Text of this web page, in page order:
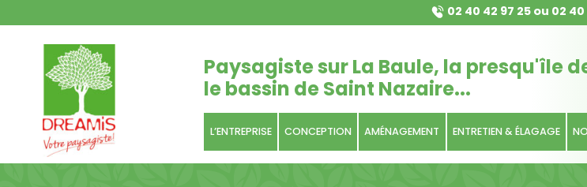
02 40 42 97 25ou 02 40
Paysagiste sur La Baule, la presqu'île
le bassin de Saint Nazaire...
L’ENTREPRISE CONCEPTION AMÉNAGEMENT ENTRETIEN & ÉLAGAGE